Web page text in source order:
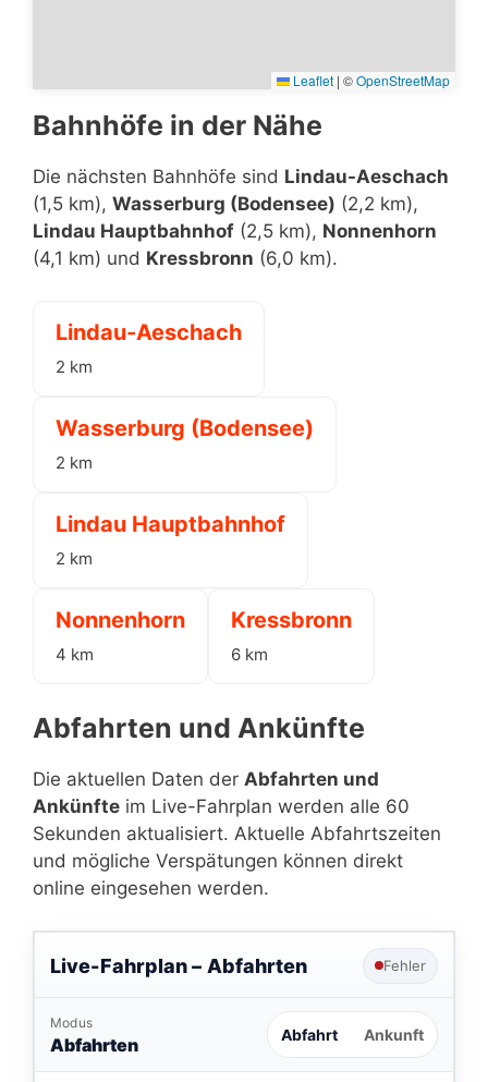
Leaflet | ©OpenStreetMap
Bahnhöfe in der Nähe
Die nächsten Bahnhöfe sind Lindau-Aeschach
(1,5 km), Wasserburg (Bodensee) (2,2 km),
Lindau Hauptbahnhof (2,5 km), Nonnenhorn
(4,1 km) und Kressbronn (6,0 km).
Lindau-Aeschach
2 km
Wasserburg (Bodensee)
2 km
Lindau Hauptbahnhof
2 km
Nonnenhorn
4 km
Kressbronn
6 km
Abfahrten und Ankünfte
Die aktuellen Daten der Abfahrten und
Ankünfte im Live-Fahrplan werden alle 60
Sekunden aktualisiert. Aktuelle Abfahrtszeiten
und mögliche Verspätungen können direkt
online eingesehen werden.
Live-Fahrplan – Abfahrten Fehler
Modus
Abfahrten Abfahrt Ankunft